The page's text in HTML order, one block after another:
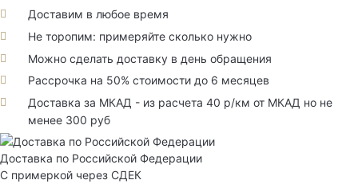
Доставим в любое время
Не торопим: примеряйте сколько нужно
Можно сделать доставку в день обращения
Рассрочка на 50% стоимости до 6 месяцев
Доставка за МКАД - из расчета 40 р/км от МКАД но не
менее 300 руб
Доставка по Российской Федерации
С примеркой через СДЕК